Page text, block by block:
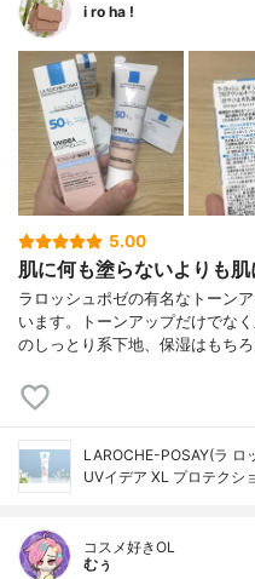
i ro ha !
5.00
肌に何も塗らないよりも肌
ラロッシュポゼの有名なトーン
います。トーンアップだけでな
のしっとり系下地、保湿はもち
LAROCHE-POSAY(ラ ロ
UVイデア XL プロテクシ
コスメ好きOL
むぅ